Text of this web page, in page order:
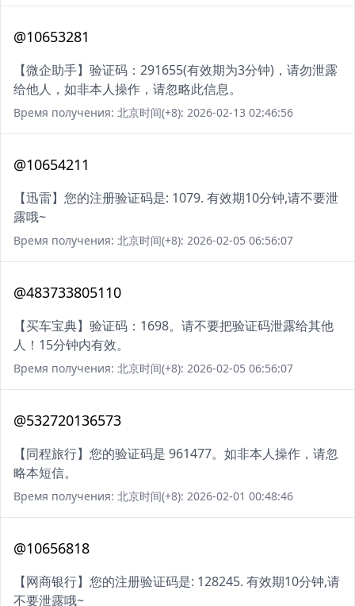
@10653281
【微企助手】验证码：291655(有效期为3分钟)，请勿泄露
给他人，如非本人操作，请忽略此信息。
Время получения: 北京时间(+8): 2026-02-13 02:46:56
@10654211
【迅雷】您的注册验证码是: 1079. 有效期10分钟,请不要泄
露哦~
Время получения: 北京时间(+8): 2026-02-05 06:56:07
@483733805110
【买车宝典】验证码：1698。请不要把验证码泄露给其他
人！15分钟内有效。
Время получения: 北京时间(+8): 2026-02-05 06:56:07
@532720136573
【同程旅行】您的验证码是 961477。如非本人操作，请忽
略本短信。
Время получения: 北京时间(+8): 2026-02-01 00:48:46
@10656818
【网商银行】您的注册验证码是: 128245. 有效期10分钟,请
不要泄露哦~